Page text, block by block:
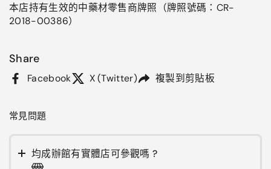
本店持有生效的中藥材零售商牌照（牌照號碼： CR-
2018-00386）
Share
Facebook X (Twitter) 複製到剪貼板
常見問題
均成辦館有實體店可參觀嗎 ?